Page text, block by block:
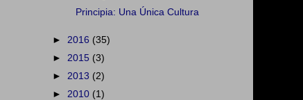
Principia: Una Única Cultura
► 2016 (35)
► 2015 (3)
► 2013 (2)
► 2010 (1)